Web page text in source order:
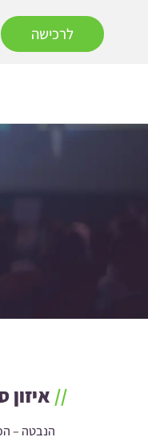
לרכישה
// איזון
הנבטה –